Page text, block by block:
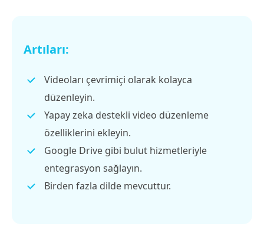
Artıları:
Videoları çevrimiçi olarak kolayca
düzenleyin.
Yapay zeka destekli video düzenleme
özelliklerini ekleyin.
Google Drive gibi bulut hizmetleriyle
entegrasyon sağlayın.
Birden fazla dilde mevcuttur.